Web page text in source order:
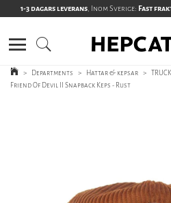
1-3 dagars leverans, Inom Sverige: Fast
> Departments > Hattar & kepsar >
Friend Of Devil II Snapback Keps - Rust